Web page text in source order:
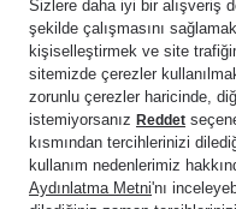
Resmi tatiller hariç hafta içi 09:00
© 2026 Bath & Body Works
lisansı aracılığıyla